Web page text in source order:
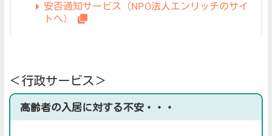
安否通知サービス（NPO法人エンリッチのサイ
トへ）
＜行政サービス＞
高齢者の入居に対する不安・・・